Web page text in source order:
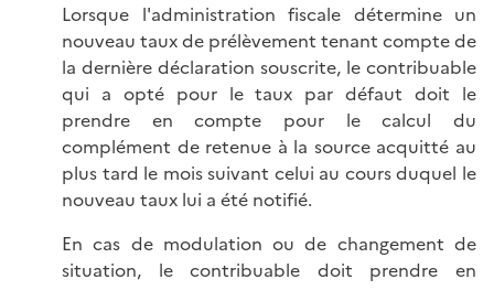
Lorsque l'administration fiscale détermine un
nouveau taux de prélèvement tenant compte de
la dernière déclaration souscrite, le contribuable
qui a opté pour le taux par défaut doit le
prendre en compte pour le calcul du
complément de retenue à la source acquitté au
plus tard le mois suivant celui au cours duquel le
nouveau taux lui a été notifié.
En cas de modulation ou de changement de
situation, le contribuable doit prendre en